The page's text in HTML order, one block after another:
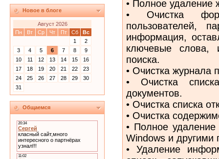
Новое в блоге
Август 2026
Пн
Вт Ср Чт Пт Сб
Вс
1
2
3
4 5 6 7 8
9
10
11 12 13 14 15
16
17
18 19 20 21 22
23
24
25 26 27 28 29
30
31
Общаемся
• Полное удаление
• Очистка
пользователей,
информация,
ключевые слова,
поиска.
• Очистка журнала
• Очистка
документов.
• Очистка списка
• Очистка
• Полное
Windows и другими
• Удаление